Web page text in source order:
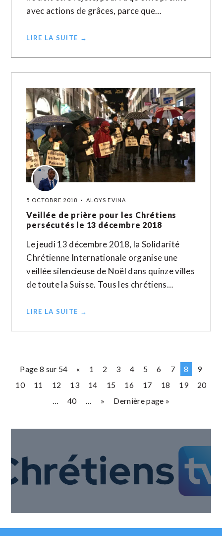
avec actions de grâces, parce que…
LIRE LA SUITE →
5 OCTOBRE 2018 ALOYS EVINA
Veillée de prière pour les Chrétiens
persécutés le 13 décembre 2018
Le jeudi 13 décembre 2018, la Solidarité
Chrétienne Internationale organise une
veillée silencieuse de Noël dans quinze villes
de toute la Suisse. Tous les chrétiens…
LIRE LA SUITE →
Page 8 sur 54 « 1 2 3 4 5 6 7 8
9
10
11 12 13 14 15 16 17 18 19
20
…
40 … » Dernière page »